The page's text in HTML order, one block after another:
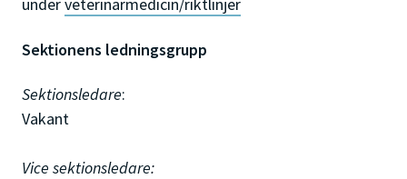
Sektionens ledningsgrupp
Sektionsledare:
Vakant
Vice sektionsledare: